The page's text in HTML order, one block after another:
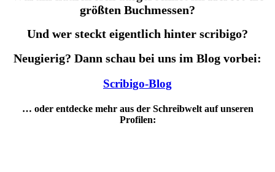
größten Buchmessen?
Und wer steckt eigentlich hinter scribigo?
Neugierig? Dann schau bei uns im Blog vorbei:
Scribigo-Blog
… oder entdecke mehr aus der Schreibwelt auf unseren
Profilen: